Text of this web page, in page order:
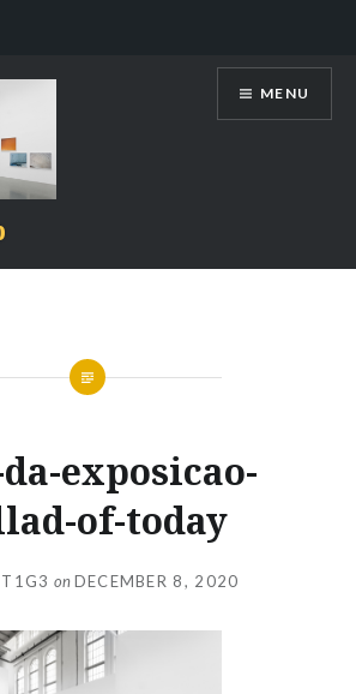
MENU
exposicao-
of-today
T1G3 onDECEMBER 8, 2020